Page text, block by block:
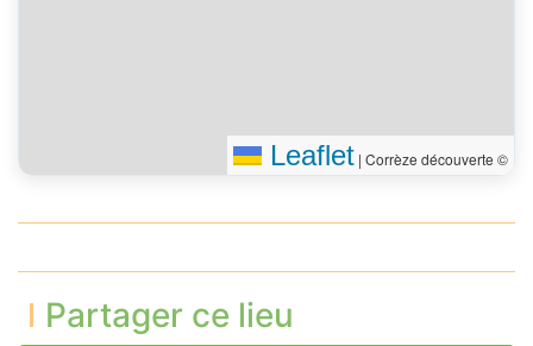
Leaflet | Corrèze découverte ©
Partager ce lieu